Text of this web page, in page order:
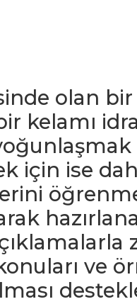
olan
kelamı
için ise
ve